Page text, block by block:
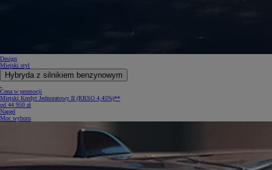
Design
Miejski styl
Hybryda z silnikiem benzynowym
Cena w promocji
Miejski Kredyt Jednoratowy II (RRSO 4,45%)**
od 44 950 zł
Napęd
Moc wyboru